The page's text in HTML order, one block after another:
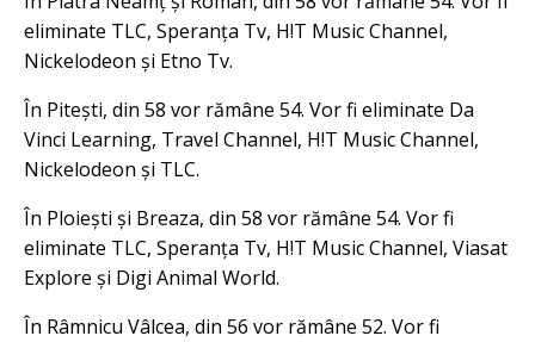
eliminate TLC, Speranța Tv, H!T Music Channel,
Nickelodeon și Etno Tv.
În Pitești, din 58 vor rămâne 54. Vor fi eliminate Da
Vinci Learning, Travel Channel, H!T Music Channel,
Nickelodeon și TLC.
În Ploiești și Breaza, din 58 vor rămâne 54. Vor fi
eliminate TLC, Speranța Tv, H!T Music Channel, Viasat
Explore și Digi Animal World.
În Râmnicu Vâlcea, din 56 vor rămâne 52. Vor fi